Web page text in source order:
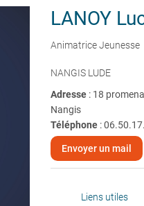
LANOY
Animatrice Jeunesse
NANGIS LUDE
Adresse : 18
Nangis
Téléphone:
Envoyer un mail
Liens utiles